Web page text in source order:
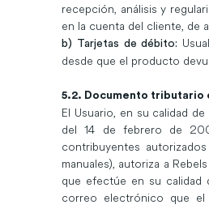
recepción, análisis y
en la cuenta del cliente, de
b) Tarjetas de débito:
desde que el producto
5.2. Documento tributario
El Usuario, en su calidad
del 14 de febrero de
contribuyentes
manuales), autoriza a
que efectúe en su calidad
correo electrónico que el